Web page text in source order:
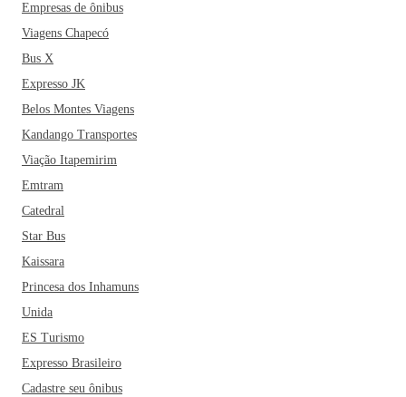
Empresas de ônibus
Viagens Chapecó
Bus X
Expresso JK
Belos Montes Viagens
Kandango Transportes
Viação Itapemirim
Emtram
Catedral
Star Bus
Kaissara
Princesa dos Inhamuns
Unida
ES Turismo
Expresso Brasileiro
Cadastre seu ônibus